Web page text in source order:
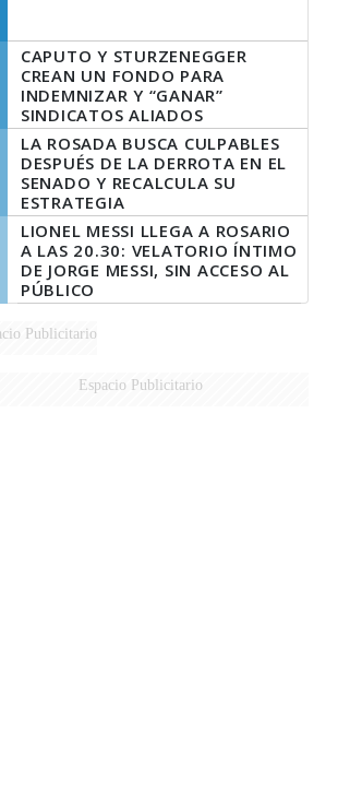
CAPUTO Y STURZENEGGER
CREAN UN FONDO PARA
INDEMNIZAR Y “GANAR”
SINDICATOS ALIADOS
LA ROSADA BUSCA CULPABLES
DESPUÉS DE LA DERROTA EN EL
SENADO Y RECALCULA SU
ESTRATEGIA
LIONEL MESSI LLEGA A ROSARIO
A LAS 20.30: VELATORIO ÍNTIMO
DE JORGE MESSI, SIN ACCESO AL
PÚBLICO
Publicitario
Espacio Publicitario